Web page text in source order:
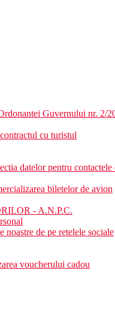
langa piscina
- la cca 10 m de hotel
cost
(2x pe saptamana)
copii in afara hotelului
si nemotorizate pe plaja
bufet in restaurantul
Guvernului nr. 2/
cu turistul
datelor pentru contactele
biletelor de avion
- A.N.P.C.
noastre de pe retelele sociale
voucherului cadou